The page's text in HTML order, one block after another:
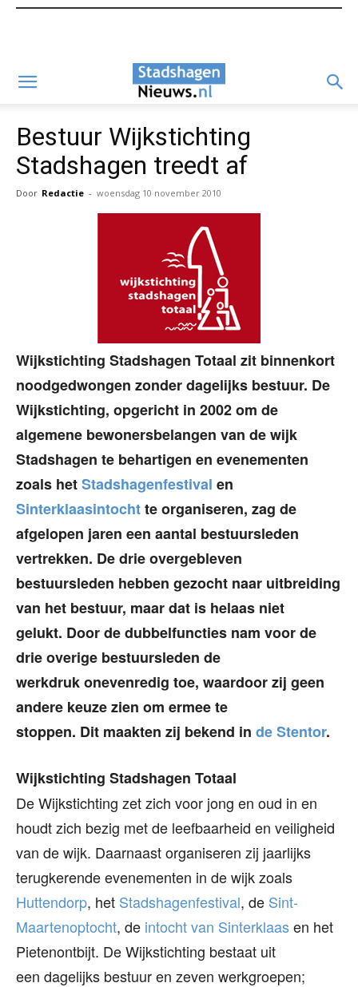
Bestuur Wijkstichting
Stadshagen treedt af
Door Redactie - woensdag 10 november 2010
Wijkstichting Stadshagen Totaal zit binnenkort
noodgedwongen zonder dagelijks bestuur. De
Wijkstichting, opgericht in 2002 om de
algemene bewonersbelangen van de wijk
Stadshagen te behartigen en evenementen
zoals hetStadshagenfestival en
Sinterklaasintochtte organiseren, zag de
afgelopen jaren een aantal bestuursleden
vertrekken. De drie overgebleven
bestuursleden hebben gezocht naar uitbreiding
van het bestuur, maar dat is helaas niet
gelukt. Door de dubbelfuncties nam voor de
drie overige bestuursleden de
werkdruk onevenredig toe, waardoor zij geen
andere keuze zien om ermee te
stoppen. Dit maakten zij bekend in de Stentor.
Wijkstichting Stadshagen Totaal
De Wijkstichting zet zich voor jong en oud in en
houdt zich bezig met de leefbaarheid en veiligheid
van de wijk. Daarnaast organiseren zij jaarlijks
terugkerende evenementen in de wijk zoals
Huttendorp, het Stadshagenfestival, de Sint-
Maartenoptocht, de intocht van Sinterklaasen het
Pietenontbijt. De Wijkstichting bestaat uit
een dagelijks bestuur en zeven werkgroepen;